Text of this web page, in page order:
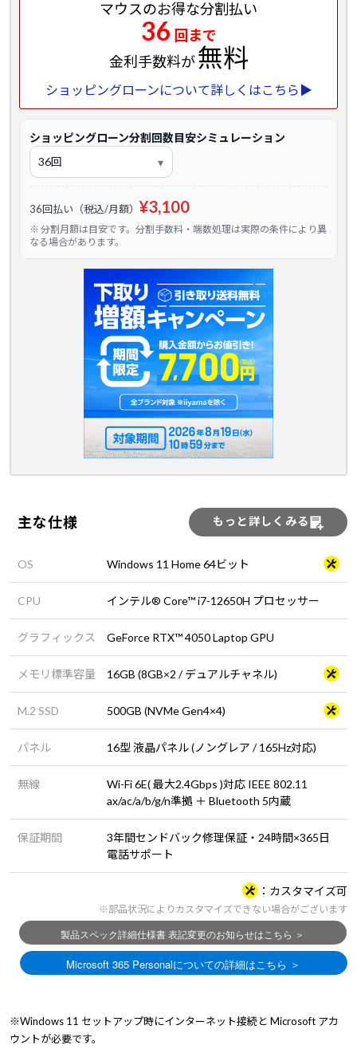
マウスのお得な分割払い
36 回まで
金利手数料が無料
ショッピングローンについて詳しくはこちら▶
ショッピングローン分割回数目安シミュレーション
36回払い（税込/月額） ¥3,100
※ 分割月額は目安です。分割手数料・端数処理は実際の条件により異
なる場合があります。
主な仕様 もっと詳しくみる
OS Windows 11 Home 64ビット
CPU インテル® Core™ i7-12650H プロセッサー
グラフィックス GeForce RTX™ 4050 Laptop GPU
メモリ標準容量 16GB (8GB×2 / デュアルチャネル)
M.2 SSD 500GB (NVMe Gen4×4)
パネル 16型 液晶パネル (ノングレア / 165Hz対応)
無線
Wi-Fi 6E( 最大2.4Gbps )対応 IEEE 802.11
ax/ac/a/b/g/n準拠 ＋ Bluetooth 5内蔵
保証期間
3年間センドバック修理保証・24時間×365日
電話サポート
カスタマイズ可
※部品状況によりカスタマイズできない場合がございます
※Windows 11 セットアップ時にインターネット接続と Microsoft アカ
ウントが必要です。